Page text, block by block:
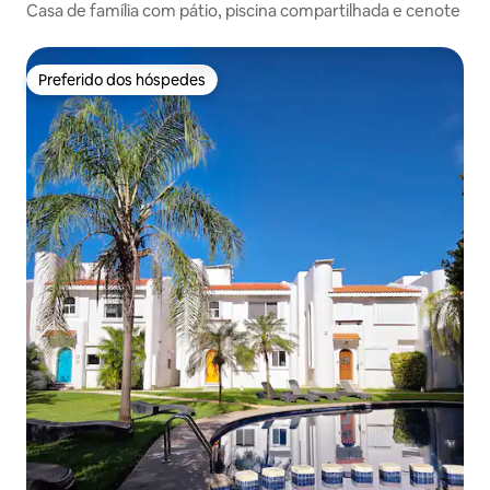
Casa de família com pátio, piscina compartilhada e cenote
Preferido dos hóspedes
Preferido dos hóspedes